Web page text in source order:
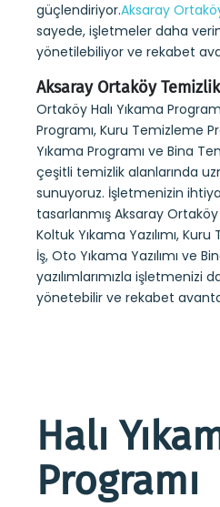
güçlendiriyor.Aksaray Ortaköy
sayede, işletmeler daha
yönetilebiliyor ve rekabet
Aksaray Ortaköy
Ortaköy Halı Yıkama
Programı, Kuru Temizleme
Yıkama Programı ve Bina
çeşitli temizlik alanlarında
sunuyoruz. İşletmenizin
tasarlanmış Aksaray Ortaköy
Koltuk Yıkama Yazılımı, Kuru
İş, Oto Yıkama Yazılımı ve
yazılımlarımızla işletmenizi
yönetebilir ve rekabet
Halı
Programı